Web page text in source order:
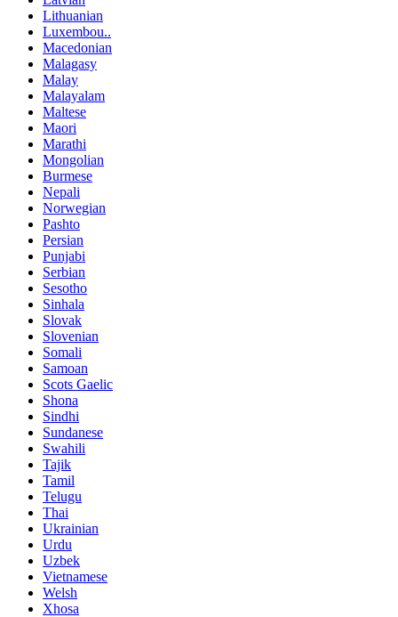
Lithuanian
Luxembou..
Macedonian
Malagasy
Malay
Malayalam
Maltese
Maori
Marathi
Mongolian
Burmese
Nepali
Norwegian
Pashto
Persian
Punjabi
Serbian
Sesotho
Sinhala
Slovak
Slovenian
Somali
Samoan
Scots Gaelic
Shona
Sindhi
Sundanese
Swahili
Tajik
Tamil
Telugu
Thai
Ukrainian
Urdu
Uzbek
Vietnamese
Welsh
Xhosa